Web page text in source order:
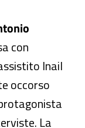
con
Inail
occorso
La